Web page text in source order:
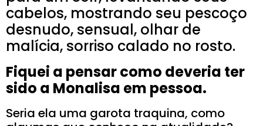
cabelos, mostrando seu pescoço
desnudo, sensual, olhar de
malícia, sorriso calado no rosto.
Fiquei a pensar como deveria ter
sido a Monalisa em pessoa.
Seria ela uma garota traquina, como